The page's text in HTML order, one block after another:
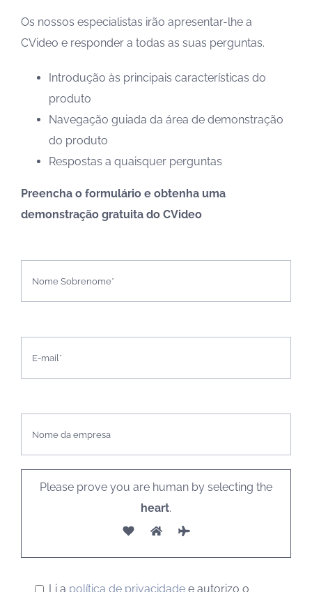
Os nossos especialistas irão apresentar-lhe a
CVideo e responder a todas as suas perguntas.
Introdução às principais características do
produto
Navegação guiada da área de demonstração
do produto
Respostas a quaisquer perguntas
Preencha o formulário e obtenha uma
demonstração gratuita do CVideo
Please prove you are human by selecting the
heart.
Li a política de privacidadee autorizo o